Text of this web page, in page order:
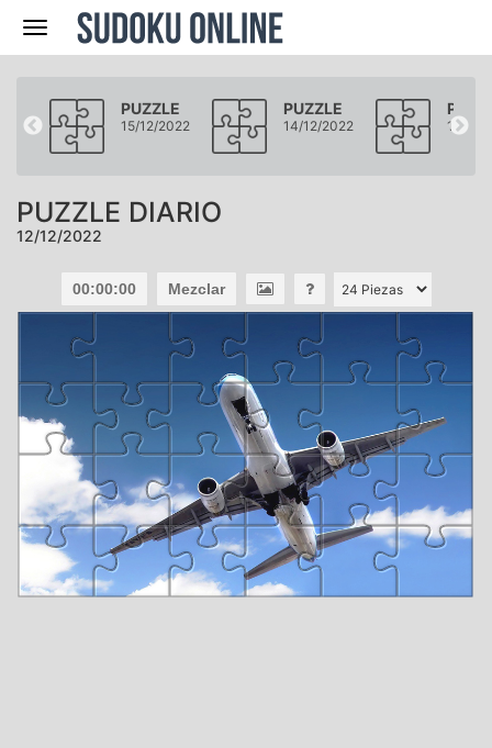
Navegación
PUZZLE
15/12/2022
PUZZLE
14/12/2022 13/12/
PUZZLE DIARIO
12/12/2022
00:00:00 Mezclar